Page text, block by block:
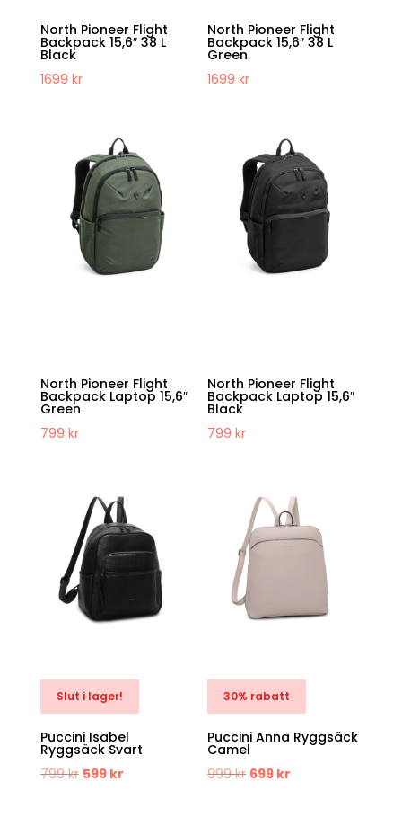
North Pioneer Flight
Backpack 15,6″ 38 L
Black
1699 kr
North Pioneer Flight
Backpack 15,6″ 38 L
Green
1699kr
North Pioneer Flight
Backpack Laptop 15,6″
Green
799 kr
North Pioneer Flight
Backpack Laptop 15,6″
Black
799kr
Slut i lager!
Puccini Isabel
Ryggsäck Svart
799kr Det
599 krDet
30% rabatt
Puccini Anna Ryggsäck
Camel
999kr Det
699 kr